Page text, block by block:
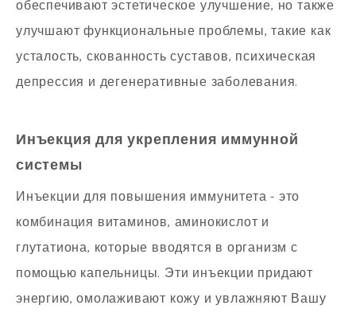
обеспечивают эстетическое улучшение, но также
улучшают функциональные проблемы, такие как
усталость, скованность суставов, психическая
депрессия и дегенеративные заболевания.
Инъекция для укрепления иммунной
системы
Инъекции для повышения иммунитета - это
комбинация витаминов, аминокислот и
глутатиона, которые вводятся в организм с
помощью капельницы. Эти инъекции придают
энергию, омолаживают кожу и увлажняют Вашу